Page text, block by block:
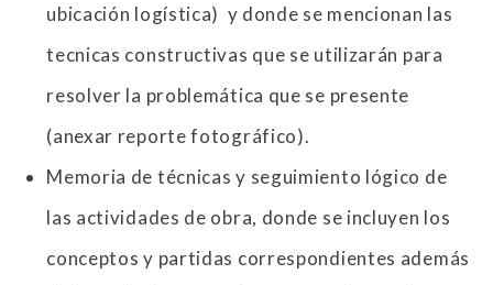
ubicación logística) y donde se mencionan las
tecnicas constructivas que se utilizarán para
resolver la problemática que se presente
(anexar reporte fotográfico).
Memoria de técnicas y seguimiento lógico de
las actividades de obra, donde se incluyen los
conceptos y partidas correspondientes además